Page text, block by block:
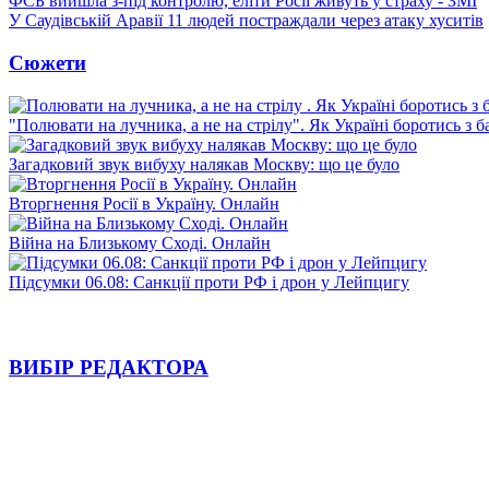
У Саудівській Аравії 11 людей постраждали через атаку хуситів
Сюжети
"Полювати на лучника, а не на стрілу". Як Україні боротись з
Загадковий звук вибуху налякав Москву: що це було
Вторгнення Росії в Україну. Онлайн
Війна на Близькому Сході. Онлайн
Підсумки 06.08: Санкції проти РФ і дрон у Лейпцигу
ВИБІР РЕДАКТОРА